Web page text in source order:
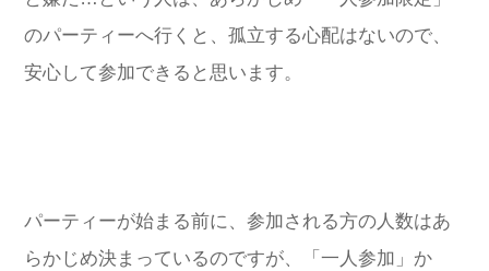
のパーティーへ行くと、孤立する心配はないので、
安心して参加できると思います。
パーティーが始まる前に、参加される方の人数はあ
らかじめ決まっているのですが、「一人参加」か